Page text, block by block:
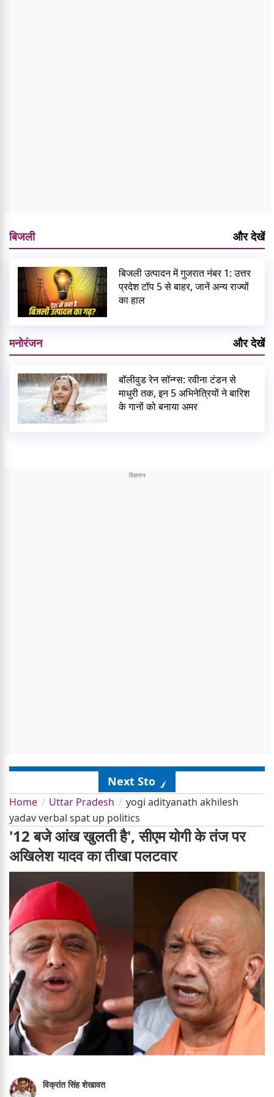
बिजली और देखें
बिजली उत्पादन में गुजरात नंबर 1: उत्तर
प्रदेश टॉप 5 से बाहर, जानें अन्य राज्यों
का हाल
मनोरंजन और देखें
बॉलीवुड रेन सॉन्ग्स: रवीना टंडन से
माधुरी तक, इन 5 अभिनेत्रियों ने बारिश
के गानों को बनाया अमर
Next Story
Home Uttar Pradesh
yogi adityanath akhilesh
yadav verbal spat up politics
'12 बजे आंख खुलती है', सीएम योगी के तंज पर
अखिलेश यादव का तीखा पलटवार
विक्रांत सिंह शेखावत